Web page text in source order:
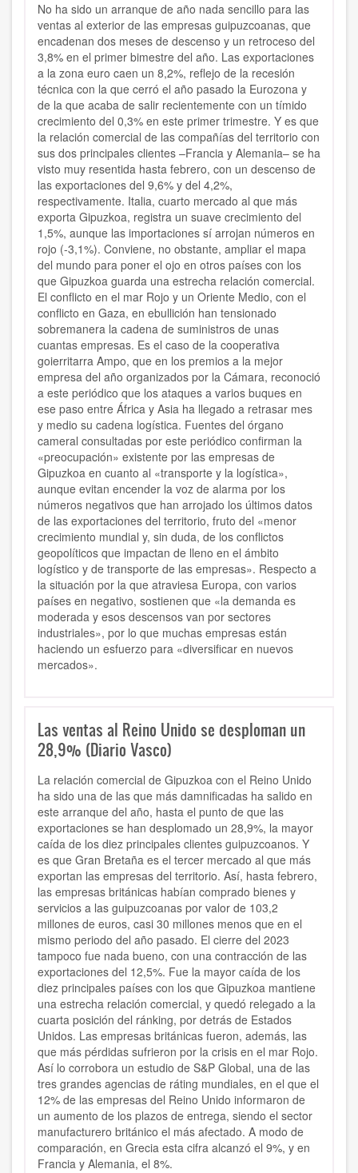
No ha sido un arranque de año nada sencillo para las
ventas al exterior de las empresas guipuzcoanas, que
encadenan dos meses de descenso y un retroceso del
3,8% en el primer bimestre del año. Las exportaciones
a la zona euro caen un 8,2%, reflejo de la recesión
técnica con la que cerró el año pasado la Eurozona y
de la que acaba de salir recientemente con un tímido
crecimiento del 0,3% en este primer trimestre. Y es que
la relación comercial de las compañías del territorio con
sus dos principales clientes –Francia y Alemania– se ha
visto muy resentida hasta febrero, con un descenso de
las exportaciones del 9,6% y del 4,2%,
respectivamente. Italia, cuarto mercado al que más
exporta Gipuzkoa, registra un suave crecimiento del
1,5%, aunque las importaciones sí arrojan números en
rojo (-3,1%). Conviene, no obstante, ampliar el mapa
del mundo para poner el ojo en otros países con los
que Gipuzkoa guarda una estrecha relación comercial.
El conflicto en el mar Rojo y un Oriente Medio, con el
conflicto en Gaza, en ebullición han tensionado
sobremanera la cadena de suministros de unas
cuantas empresas. Es el caso de la cooperativa
goierritarra Ampo, que en los premios a la mejor
empresa del año organizados por la Cámara, reconoció
a este periódico que los ataques a varios buques en
ese paso entre África y Asia ha llegado a retrasar mes
y medio su cadena logística. Fuentes del órgano
cameral consultadas por este periódico confirman la
«preocupación» existente por las empresas de
Gipuzkoa en cuanto al «transporte y la logística»,
aunque evitan encender la voz de alarma por los
números negativos que han arrojado los últimos datos
de las exportaciones del territorio, fruto del «menor
crecimiento mundial y, sin duda, de los conflictos
geopolíticos que impactan de lleno en el ámbito
logístico y de transporte de las empresas». Respecto a
la situación por la que atraviesa Europa, con varios
países en negativo, sostienen que «la demanda es
moderada y esos descensos van por sectores
industriales», por lo que muchas empresas están
haciendo un esfuerzo para «diversificar en nuevos
mercados».
Las ventas al Reino Unido se desploman un
28,9% (Diario Vasco)
La relación comercial de Gipuzkoa con el Reino Unido
ha sido una de las que más damnificadas ha salido en
este arranque del año, hasta el punto de que las
exportaciones se han desplomado un 28,9%, la mayor
caída de los diez principales clientes guipuzcoanos. Y
es que Gran Bretaña es el tercer mercado al que más
exportan las empresas del territorio. Así, hasta febrero,
las empresas británicas habían comprado bienes y
servicios a las guipuzcoanas por valor de 103,2
millones de euros, casi 30 millones menos que en el
mismo periodo del año pasado. El cierre del 2023
tampoco fue nada bueno, con una contracción de las
exportaciones del 12,5%. Fue la mayor caída de los
diez principales países con los que Gipuzkoa mantiene
una estrecha relación comercial, y quedó relegado a la
cuarta posición del ránking, por detrás de Estados
Unidos. Las empresas británicas fueron, además, las
que más pérdidas sufrieron por la crisis en el mar Rojo.
Así lo corrobora un estudio de S&P Global, una de las
tres grandes agencias de ráting mundiales, en el que el
12% de las empresas del Reino Unido informaron de
un aumento de los plazos de entrega, siendo el sector
manufacturero británico el más afectado. A modo de
comparación, en Grecia esta cifra alcanzó el 9%, y en
Francia y Alemania, el 8%.